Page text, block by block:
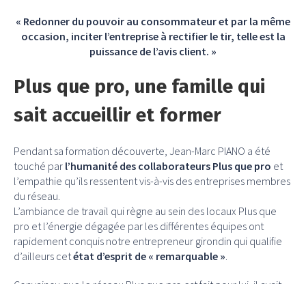
« Redonner du pouvoir au consommateur et par la même
occasion, inciter l’entreprise à rectifier le tir, telle est la
puissance de l’avis client. »
Plus que pro, une famille qui
sait accueillir et former
Pendant sa formation découverte, Jean-Marc PIANO a été
touché par l’humanité des collaborateurs Plus que pro et
l’empathie qu’ils ressentent vis-à-vis des entreprises membres
du réseau.
L’ambiance de travail qui règne au sein des locaux Plus que
pro et l’énergie dégagée par les différentes équipes ont
rapidement conquis notre entrepreneur girondin qui qualifie
d’ailleurs cetétat d’esprit de « remarquable »